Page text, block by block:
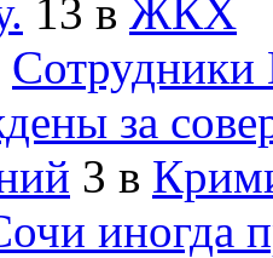
13 в ЖКХ
за
3 в
иногда